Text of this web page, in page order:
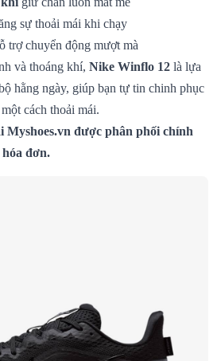
sự thoải mái khi chạy
trợ chuyển động mượt mà
và thoáng khí, Nike Winflo 12 là lựa
hằng ngày, giúp bạn tự tin chinh phục
cách thoải mái.
Myshoes.vn được phân phối chính
đơn.